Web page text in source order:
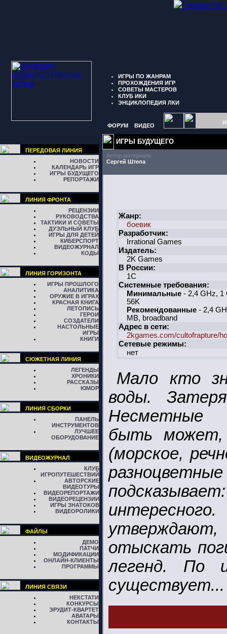
" border="0"
ИГРЫ ПО ЖАНРАМ
ПРОХОЖДЕНИЯ ИГР
СОВЕТЫ МАСТЕРОВ
КЛУБ ИКИ
ЭНЦИКЛОПЕДИЯ ЛКИ
ФОРУМ ВИДЕО
ПЕРЕДОВАЯ ЛИНИЯ
НОВОСТИ
КАЛЕНДАРЬ ИГР
ИГРЫ БУДУЩЕГО
РЕПОРТАЖИ
ЛИНИЯ ФРОНТА
РЕЦЕНЗИИ
РУКОВОДСТВА
ТАКТИКИ И СОВЕТЫ
ДУЭЛЬНЫЙ КЛУБ
ИГРЫ ДЛЯ ДЕТЕЙ
КИБЕРСПОРТ
ВИДЕОЖУРНАЛ
КОДЫ
ЛИНИЯ ГОРИЗОНТА
ИГРЫ ПРОШЛОГО
АНАЛИТИКА
ОРУЖИЕ В ИГРАХ
КРАСНАЯ КНИГА
ЛЕТОПИСЬ
ГЕРОИ
СОЗДАТЕЛИ
НАСТОЛЬНЫЕ
ИГРЫ
КНИГИ
СЮЖЕТНАЯ ЛИНИЯ
ЛЕГЕНДЫ
ХРОНИКИ
РАССКАЗЫ
ЮМОР
ЛИНИЯ СБОРКИ
ПАНЕЛЬ
ИНСТРУМЕНТОВ
ЛУЧШЕЕ
ОБОРУДОВАНИЕ
ВИДЕОЖУРНАЛ
КЛУБ
ИГРОПУТЕШЕСТВИЙ
АВТОРСКИЕ
ВИДЕОТУРЫ
ВИДЕОРЕПОРТАЖИ
ВИДЕОРЕЦЕНЗИИ
ИГРЫ ЗНАТОКОВ
ВИДЕОРОЛИКИ
ФАЙЛЫ
ДЕМО
ПАТЧИ
МОДИФИКАЦИИ
ОНЛАЙН-КЛИЕНТЫ
ПРОГРАММЫ
ЛИНИЯ СВЯЗИ
НЕКСТАТИ
КОНКУРСЫ
ЭРУДИТ-КВАРТЕТ
АВАТАРЫ
КОНТАКТЫ
ИГРЫ БУДУЩЕГО
Автор материала:
Сергей Штепа
Жанр:
боевик
Разработчик:
Irrational Games
Издатель:
2K Games
В России:
1C
Системные требования:
Минимальные- 2,4 GHz, 1
56K
Рекомендованные- 2,4
MB, broadband
Адрес в сети:
2kgames.com/cultofrapture/
Сетевые режимы:
нет
Мало кто
воды.
Несметные
быть может,
(морское,
утверждают,
отыскать
легенд. По
существует...